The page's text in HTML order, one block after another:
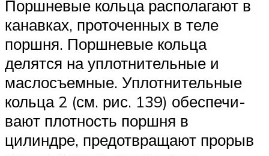
Поршневые кольца располагают в
канавках, проточенных в теле
поршня. Поршневые кольца
делятся на уплотнительные и
маслосъемные. Уплотнительные
кольца 2 (см. рис. 139) обеспечи­
вают плотность поршня в
цилиндре, предотвращают прорыв